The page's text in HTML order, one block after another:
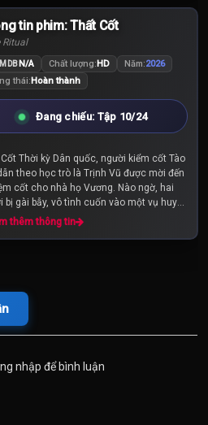
tin phim: Thất Cốt
Ritual
N/A Chất lượng:HD Năm:2026
thái:Hoàn thành
Đang chiếu: Tập 10/24
Thời kỳ Dân quốc, người kiểm cốt Tào
theo học trò là Trịnh Vũ được mời đến
cốt cho nhà họ Vương. Nào ngờ, hai
bị gài bẫy, vô tình cuốn vào một vụ huyết
ẩn. Để tự cứu lấy mạng sống...
thêm thông tin
nhập để bình luận